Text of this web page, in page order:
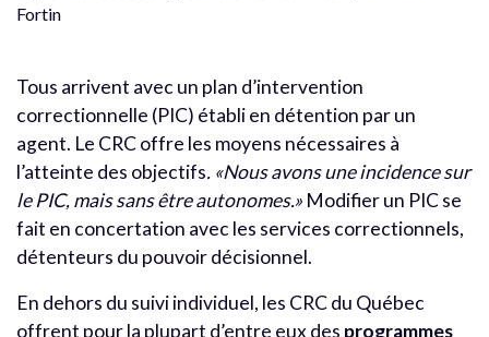
Fortin
Tous arrivent avec un plan d’intervention
correctionnelle (PIC) établi en détention par un
agent. Le CRC offre les moyens nécessaires à
l’atteinte des objectifs. «Nous avons une incidence sur
le PIC, mais sans être autonomes.» Modifier un PIC se
fait en concertation avec les services correctionnels,
détenteurs du pouvoir décisionnel.
En dehors du suivi individuel, les CRC du Québec
offrent pour la plupart d’entre eux des programmes